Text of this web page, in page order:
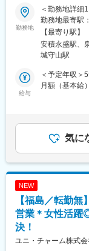
・わからない
・丁寧さ・正
・コミュニケ
■この求人の魅
・検品やデー
・将来的に洗
・特許取得多
福島県郡山市
境保全や資源
貢献する事業
力と、EV・ス
新工場の立
場安全リーダ
す。
単なる安全管
クトの企画・
用、改善活動
協力会社、社
な工事・設備
・元請会社、
・安全会議の
・試運転前や
・製造部門、
【安全管理体
勤務地
＜勤務地詳細
勤務地最寄駅
面禁煙＜勤務
野字江越246-
屋内全面禁煙
【最寄り駅】
安積永盛駅、
城守山駅
給与
＜予定年収＞
月額（基本給
りとご説明差
考を通じて上
めた表記です
気に
NEW
【福島／転勤
営業＊女性活躍
決！
ユニ・チャーム株式会